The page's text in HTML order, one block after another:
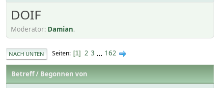
DOIF
Moderator: Damian.
NACH UNTEN Seiten 1 2 3 ... 162
Betreff/ Begonnen von